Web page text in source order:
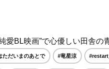
愛BL映画”で心優しい田舎の
ただいまのあとで #竜星涼